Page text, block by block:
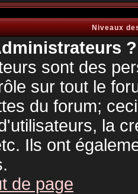
Niveaux
?
sont des
sur tout le
du forum;
la
Ils ont
de page